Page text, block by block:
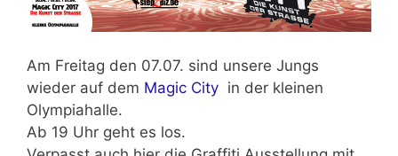
Am Freitag den 07.07. sind unsere Jungs
wieder auf dem Magic City in der kleinen
Olympiahalle.
Ab 19 Uhr geht es los.